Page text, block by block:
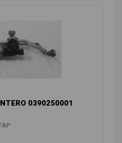
0390250001